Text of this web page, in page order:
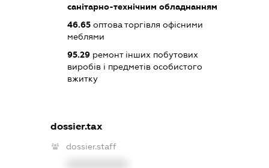
санітарно-технічним обладнанням
46.65оптова торгівля офісними
меблями
95.29ремонт інших побутових
виробів і предметів особистого
вжитку
dossier.tax
dossier.staff